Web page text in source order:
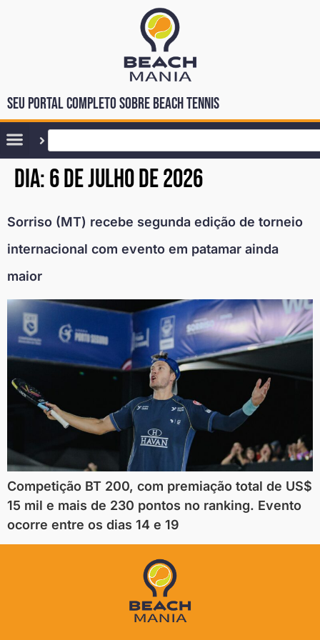
Seu portal completo sobre Beach Tennis
Dia:6 de julho de 2026
Sorriso (MT) recebe segunda edição de torneio
internacional com evento em patamar ainda
maior
Competição BT 200, com premiação total de US$
15 mil e mais de 230 pontos no ranking. Evento
ocorre entre os dias 14 e 19